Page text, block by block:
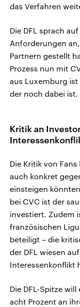
das Verfahren
Die DFL sprach
Anforderungen
Partnern gestellt
Prozess nun mit
aus Luxemburg
der noch dabei ist.
Kritik an
Die Kritik von
auch konkret
einsteigen
bei CVC ist der
investiert. Zudem
französischen
beteiligt – die
der DFL wiesen
Interessenkonflikt
Die DFL-Spitze
acht Prozent an